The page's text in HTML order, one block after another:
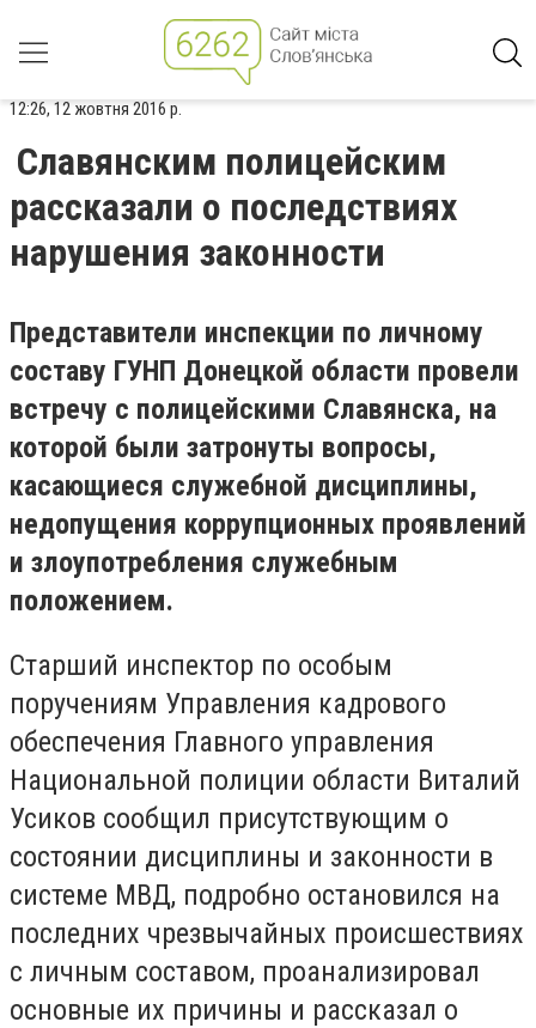
12:26, 12 жовтня 2016 р.
Славянским полицейским
рассказали о последствиях
нарушения законности
Представители инспекции по личному
составу ГУНП Донецкой области провели
встречу с полицейскими Славянска, на
которой были затронуты вопросы,
касающиеся служебной дисциплины,
недопущения коррупционных проявлений
и злоупотребления служебным
положением.
Старший инспектор по особым
поручениям Управления кадрового
обеспечения Главного управления
Национальной полиции области Виталий
Усиков сообщил присутствующим о
состоянии дисциплины и законности в
системе МВД, подробно остановился на
последних чрезвычайных происшествиях
с личным составом, проанализировал
основные их причины и рассказал о